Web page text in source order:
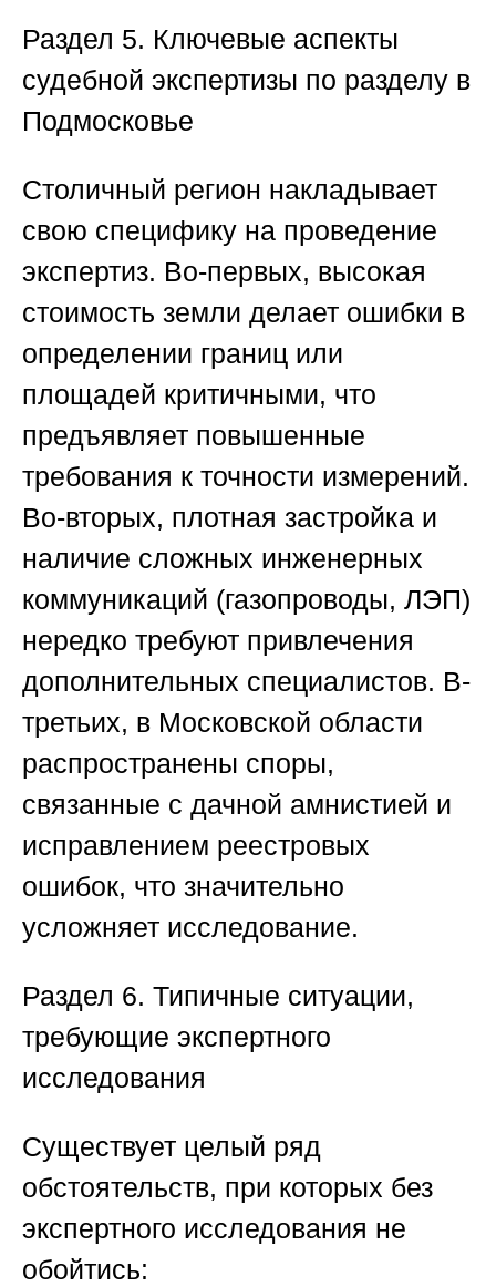
Раздел 5. Ключевые аспекты
судебной экспертизы по разделу в
Подмосковье
Столичный регион накладывает
свою специфику на проведение
экспертиз. Во-первых, высокая
стоимость земли делает ошибки в
определении границ или
площадей критичными, что
предъявляет повышенные
требования к точности измерений.
Во-вторых, плотная застройка и
наличие сложных инженерных
коммуникаций (газопроводы, ЛЭП)
нередко требуют привлечения
дополнительных специалистов. В-
третьих, в Московской области
распространены споры,
связанные с дачной амнистией и
исправлением реестровых
ошибок, что значительно
усложняет исследование.
Раздел 6. Типичные ситуации,
требующие экспертного
исследования
Существует целый ряд
обстоятельств, при которых без
экспертного исследования не
обойтись: